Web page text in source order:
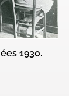
1930.